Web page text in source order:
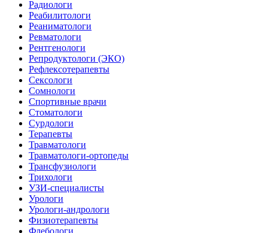
Радиологи
Реабилитологи
Реаниматологи
Ревматологи
Рентгенологи
Репродуктологи (ЭКО)
Рефлексотерапевты
Сексологи
Сомнологи
Спортивные врачи
Стоматологи
Сурдологи
Терапевты
Травматологи
Травматологи-ортопеды
Трансфузиологи
Трихологи
УЗИ-специалисты
Урологи
Урологи-андрологи
Физиотерапевты
Флебологи